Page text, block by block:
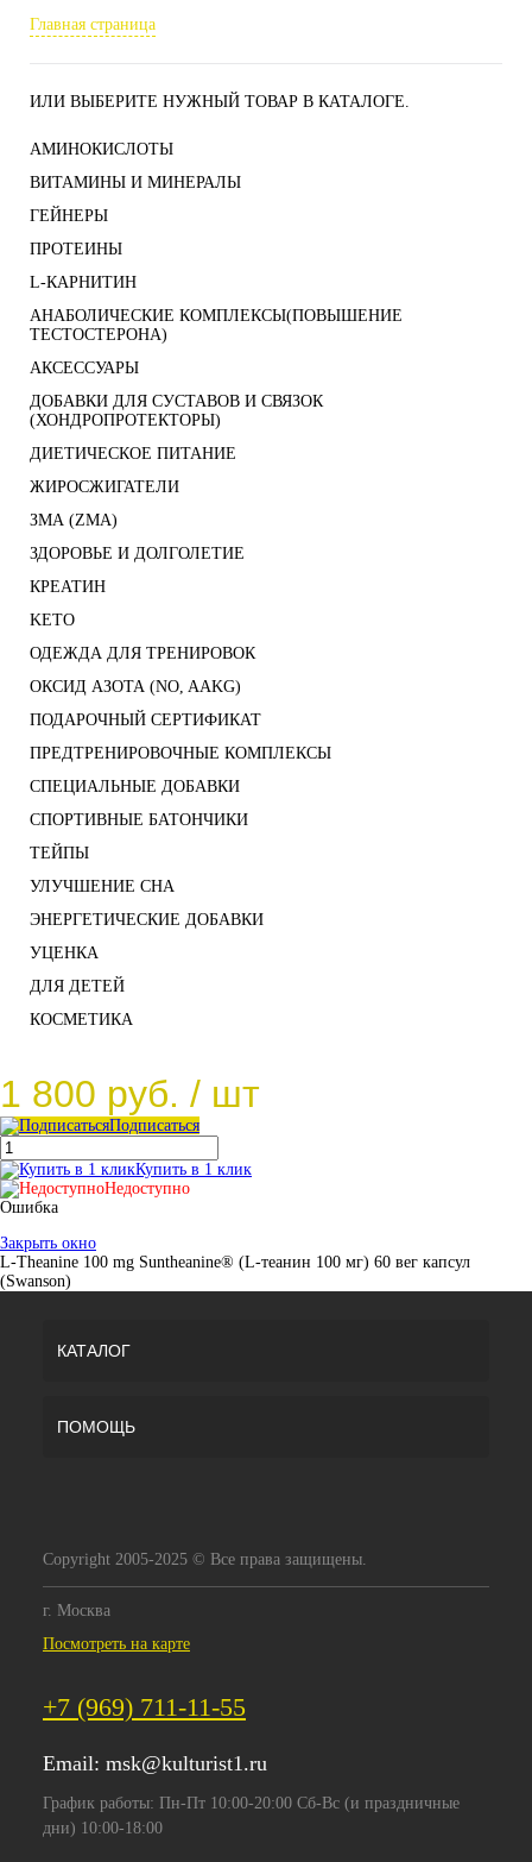
Главная страница
ИЛИ ВЫБЕРИТЕ НУЖНЫЙ ТОВАР В КАТАЛОГЕ.
АМИНОКИСЛОТЫ
ВИТАМИНЫ И МИНЕРАЛЫ
ГЕЙНЕРЫ
ПРОТЕИНЫ
L-КАРНИТИН
АНАБОЛИЧЕСКИЕ КОМПЛЕКСЫ(ПОВЫШЕНИЕ
ТЕСТОСТЕРОНА)
АКСЕССУАРЫ
ДОБАВКИ ДЛЯ СУСТАВОВ И СВЯЗОК
(ХОНДРОПРОТЕКТОРЫ)
ДИЕТИЧЕСКОЕ ПИТАНИЕ
ЖИРОСЖИГАТЕЛИ
ЗМА (ZMA)
ЗДОРОВЬЕ И ДОЛГОЛЕТИЕ
КРЕАТИН
KETO
ОДЕЖДА ДЛЯ ТРЕНИРОВОК
ОКСИД АЗОТА (NO, AAKG)
ПОДАРОЧНЫЙ СЕРТИФИКАТ
ПРЕДТРЕНИРОВОЧНЫЕ КОМПЛЕКСЫ
СПЕЦИАЛЬНЫЕ ДОБАВКИ
СПОРТИВНЫЕ БАТОНЧИКИ
ТЕЙПЫ
УЛУЧШЕНИЕ СНА
ЭНЕРГЕТИЧЕСКИЕ ДОБАВКИ
УЦЕНКА
ДЛЯ ДЕТЕЙ
КОСМЕТИКА
1 800 руб. / шт
Подписаться
Купить в 1 клик
Недоступно
Ошибка
Закрыть окно
L-Theanine 100 mg Suntheanine® (L-теанин 100 мг) 60 вег капсул
(Swanson)
КАТАЛОГ
ПОМОЩЬ
Copyright 2005-2025 © Все права защищены.
г. Москва
Посмотреть на карте
+7 (969) 711-11-55
Email: msk@kulturist1.ru
График работы: Пн-Пт 10:00-20:00 Сб-Вс (и праздничные
дни) 10:00-18:00